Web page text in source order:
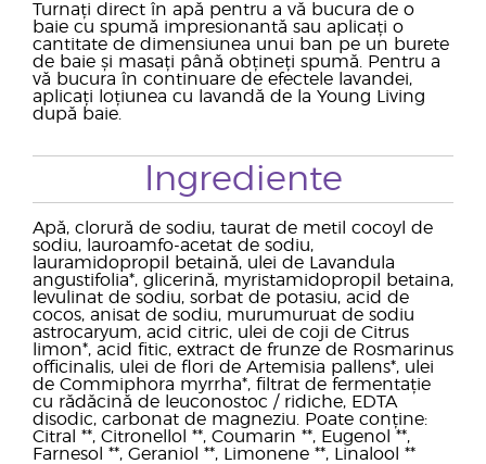
Turnați direct în apă pentru a vă bucura de o
baie cu spumă impresionantă sau aplicați o
cantitate de dimensiunea unui ban pe un burete
de baie și masați până obțineți spumă. Pentru a
vă bucura în continuare de efectele lavandei,
aplicați loțiunea cu lavandă de la Young Living
după baie.
Ingrediente
Apă, clorură de sodiu, taurat de metil cocoyl de
sodiu, lauroamfo-acetat de sodiu,
lauramidopropil betaină, ulei de Lavandula
angustifolia*, glicerină, myristamidopropil betaina,
levulinat de sodiu, sorbat de potasiu, acid de
cocos, anisat de sodiu, murumuruat de sodiu
astrocaryum, acid citric, ulei de coji de Citrus
limon*, acid fitic, extract de frunze de Rosmarinus
officinalis, ulei de flori de Artemisia pallens*, ulei
de Commiphora myrrha*, filtrat de fermentație
cu rădăcină de leuconostoc / ridiche, EDTA
disodic, carbonat de magneziu. Poate conține:
Citral **, Citronellol **, Coumarin **, Eugenol **,
Farnesol **, Geraniol **, Limonene **, Linalool **